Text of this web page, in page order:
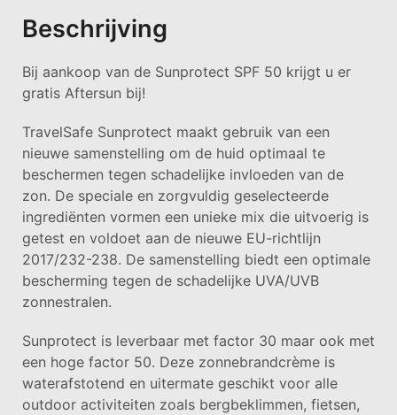
Beschrijving
Bij aankoop van de Sunprotect SPF 50 krijgt u er
gratis Aftersun bij!
TravelSafe Sunprotect maakt gebruik van een
nieuwe samenstelling om de huid optimaal te
beschermen tegen schadelijke invloeden van de
zon. De speciale en zorgvuldig geselecteerde
ingrediënten vormen een unieke mix die uitvoerig is
getest en voldoet aan de nieuwe EU-richtlijn
2017/232-238. De samenstelling biedt een optimale
bescherming tegen de schadelijke UVA/UVB
zonnestralen.
Sunprotect is leverbaar met factor 30 maar ook met
een hoge factor 50. Deze zonnebrandcrème is
waterafstotend en uitermate geschikt voor alle
outdoor activiteiten zoals bergbeklimmen, fietsen,